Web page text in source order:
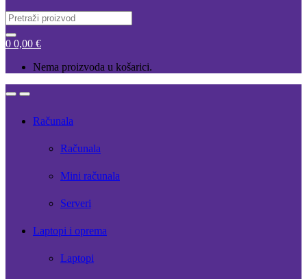
Search
for:
0 0,00 €
Nema proizvoda u košarici.
OpenClose
Računala
Računala
Mini računala
Serveri
Laptopi i oprema
Laptopi